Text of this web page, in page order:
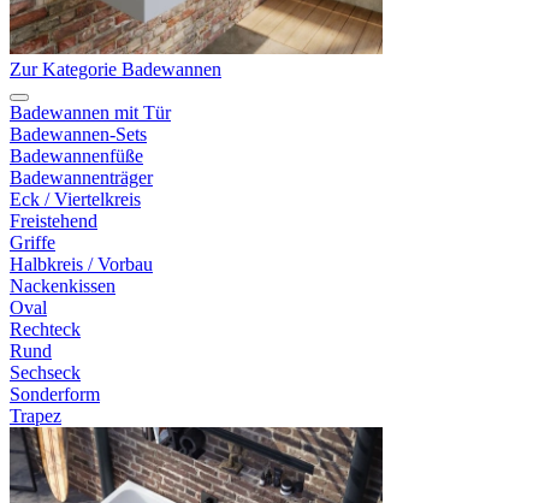
Zur Kategorie Badewannen
Badewannen mit Tür
Badewannen-Sets
Badewannenfüße
Badewannenträger
Eck / Viertelkreis
Freistehend
Griffe
Halbkreis / Vorbau
Nackenkissen
Oval
Rechteck
Rund
Sechseck
Sonderform
Trapez